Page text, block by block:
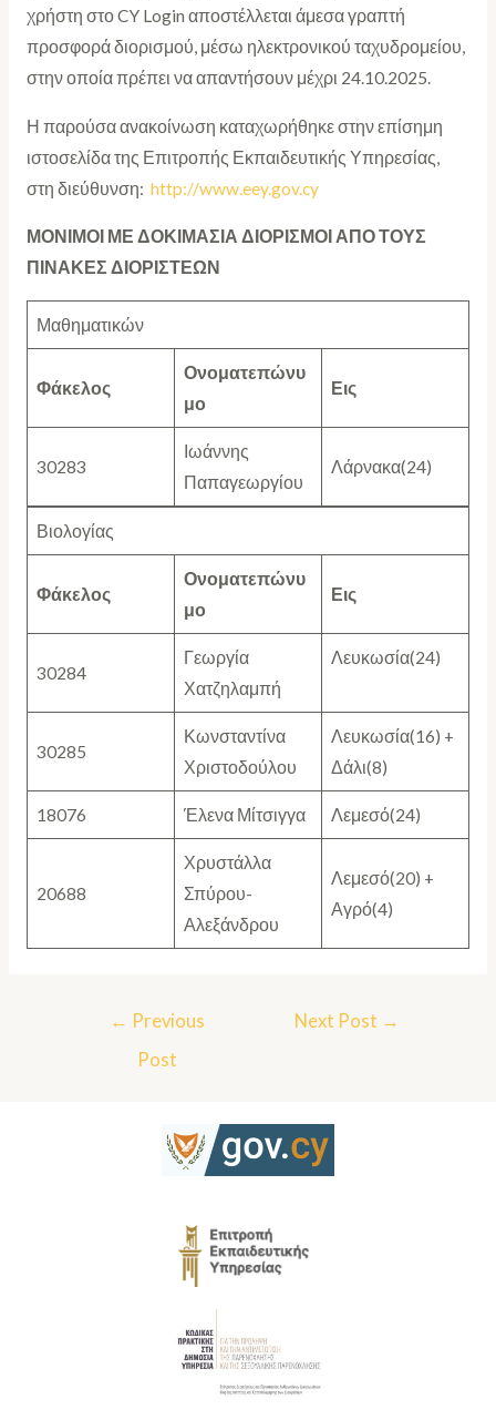
χρήστη στο CY Login αποστέλλεται άμεσα γραπτή
προσφορά διορισμού, μέσω ηλεκτρονικού ταχυδρομείου,
στην οποία πρέπει να απαντήσουν μέχρι 24.10.2025.
Η παρούσα ανακοίνωση καταχωρήθηκε στην επίσημη
ιστοσελίδα της Επιτροπής Εκπαιδευτικής Υπηρεσίας,
στη διεύθυνση: http://www.eey.gov.cy
ΜΟΝΙΜΟΙ ΜΕ ΔΟΚΙΜΑΣΙΑ ΔΙΟΡΙΣΜΟΙ ΑΠΟ ΤΟΥΣ
ΠΙΝΑΚΕΣ ΔΙΟΡΙΣΤΕΩΝ
Μαθηματικών
Φάκελος
Ονοματεπώνυ
μο
Εις
30283
Ιωάννης
Παπαγεωργίου
Λάρνακα(24)
Βιολογίας
Φάκελος
Ονοματεπώνυ
μο
Εις
30284
Γεωργία
Χατζηλαμπή
Λευκωσία(24)
30285
Κωνσταντίνα
Χριστοδούλου
Λευκωσία(16) +
Δάλι(8)
18076 Έλενα Μίτσιγγα Λεμεσό(24)
20688
Χρυστάλλα
Σπύρου-
Αλεξάνδρου
Λεμεσό(20) +
Αγρό(4)
← Previous
Post
Next Post →